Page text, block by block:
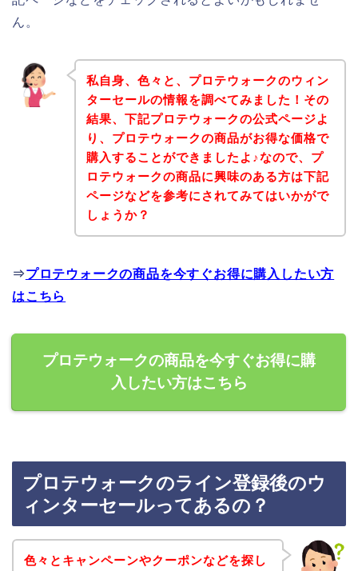
ん。
私自身、色々と、プロテウォークのウィン
ターセールの情報を調べてみました！その
結果、下記プロテウォークの公式ページよ
り、プロテウォークの商品がお得な価格で
購入することができましたよ♪なので、プ
ロテウォークの商品に興味のある方は下記
ページなどを参考にされてみてはいかがで
しょうか？
⇒プロテウォークの商品を今すぐお得に購入したい方
はこちら
プロテウォークの商品を今すぐお得に購
入したい方はこちら
プロテウォークのライン登録後のウ
ィンターセールってあるの？
色々とキャンペーンやクーポンなどを探し